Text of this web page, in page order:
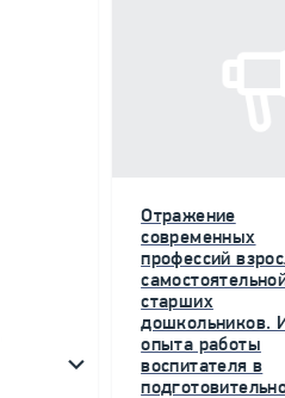
Отражение
современных
профессий
старших
дошкольников.
опыта работы
воспитателя в